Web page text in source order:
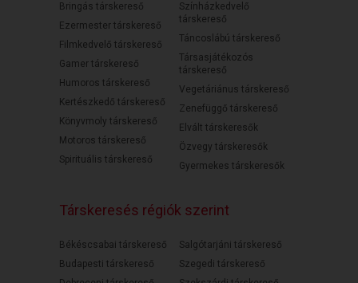
Bringás társkereső
Ezermester társkereső
Filmkedvelő társkereső
Gamer társkereső
Humoros társkereső
Kertészkedő társkereső
Könyvmoly társkereső
Motoros társkereső
Spirituális társkereső
Színházkedvelő
társkereső
Táncoslábú társkereső
Társasjátékozós
társkereső
Vegetáriánus társkereső
Zenefüggő társkereső
Elvált társkeresők
Özvegy társkeresők
Gyermekes társkeresők
Társkeresés régiók szerint
Békéscsabai társkereső
Budapesti társkereső
Salgótarjáni társkereső
Szegedi társkereső